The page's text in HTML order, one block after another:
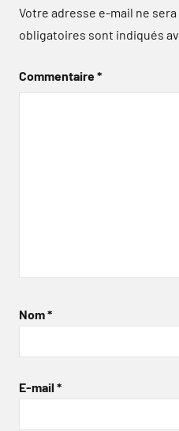
Votre adresse e-mail ne sera
obligatoires sont indiqués
Commentaire*
Nom*
E-mail *